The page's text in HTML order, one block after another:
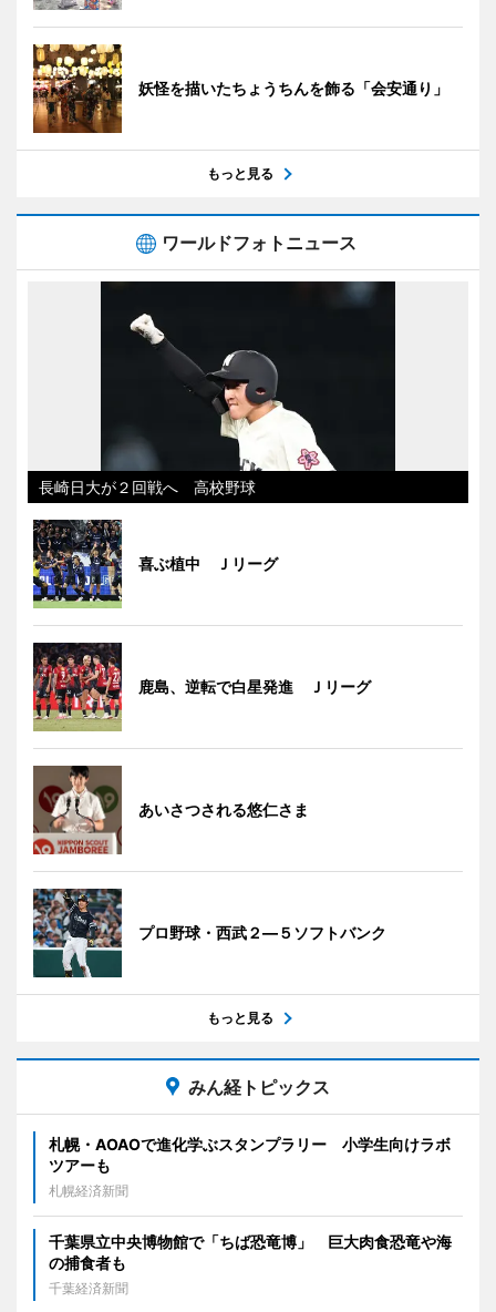
妖怪を描いたちょうちんを飾る「会安通り」
もっと見る
ワールドフォトニュース
長崎日大が２回戦へ 高校野球
喜ぶ植中 Ｊリーグ
鹿島、逆転で白星発進 Ｊリーグ
あいさつされる悠仁さま
プロ野球・西武２―５ソフトバンク
もっと見る
みん経トピックス
札幌・AOAOで進化学ぶスタンプラリー 小学生向けラボ
ツアーも
札幌経済新聞
千葉県立中央博物館で「ちば恐竜博」 巨大肉食恐竜や海
の捕食者も
千葉経済新聞